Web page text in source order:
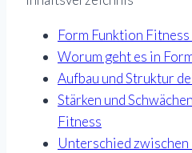
Form Funktion
Worum geht es in
Aufbau und Struktur
Stärken und
Fitness
Unterschied zwischen